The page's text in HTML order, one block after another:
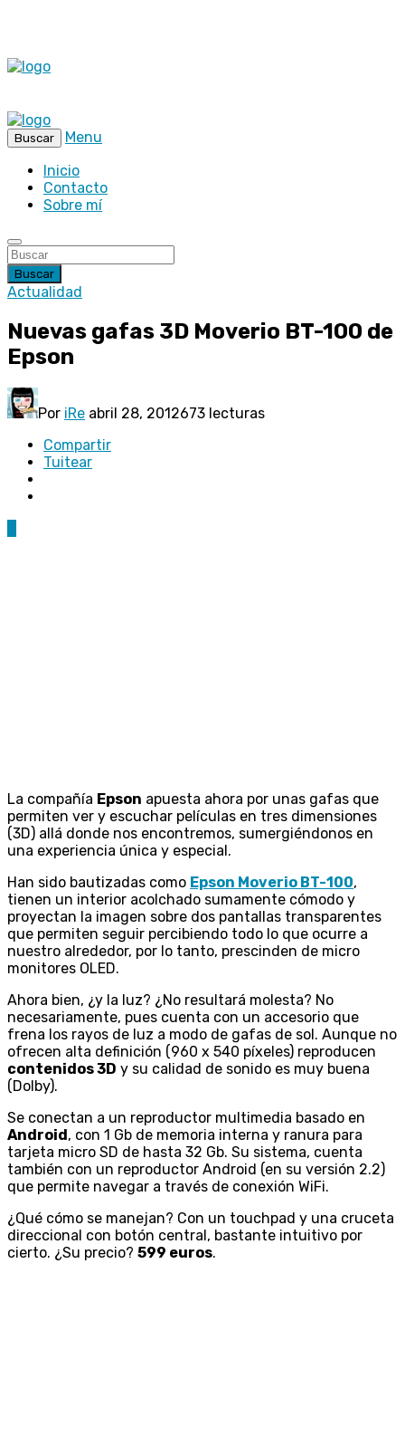
Buscar
Menu
Inicio
Contacto
Sobre mí
Buscar
Actualidad
Nuevas gafas 3D Moverio BT-100 de
Epson
Por iRe abril 28, 2012673 lecturas
Compartir
Tuitear
La compañía Epson apuesta ahora por unas gafas que
permiten ver y escuchar películas en tres dimensiones
(3D) allá donde nos encontremos, sumergiéndonos en
una experiencia única y especial.
Han sido bautizadas como Epson Moverio BT-100,
tienen un interior acolchado sumamente cómodo y
proyectan la imagen sobre dos pantallas transparentes
que permiten seguir percibiendo todo lo que ocurre a
nuestro alrededor, por lo tanto, prescinden de micro
monitores OLED.
Ahora bien, ¿y la luz? ¿No resultará molesta? No
necesariamente, pues cuenta con un accesorio que
frena los rayos de luz a modo de gafas de sol. Aunque no
ofrecen alta definición (960 x 540 píxeles) reproducen
contenidos 3D y su calidad de sonido es muy buena
(Dolby).
Se conectan a un reproductor multimedia basado en
Android, con 1 Gb de memoria interna y ranura para
tarjeta micro SD de hasta 32 Gb. Su sistema, cuenta
también con un reproductor Android (en su versión 2.2)
que permite navegar a través de conexión WiFi.
¿Qué cómo se manejan? Con un touchpad y una cruceta
direccional con botón central, bastante intuitivo por
cierto. ¿Su precio? 599 euros.